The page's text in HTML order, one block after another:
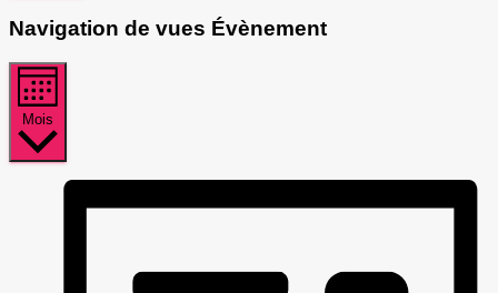
Navigation de vues Évènement
Mois